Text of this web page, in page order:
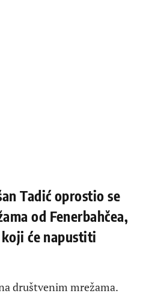
Tadić oprostio se
od Fenerbahčea,
će napustiti
društvenim mrežama.